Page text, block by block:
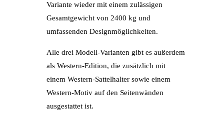
Variante wieder mit einem zulässigen
Gesamtgewicht von 2400 kg und
umfassenden Designmöglichkeiten.
Alle drei Modell-Varianten gibt es außerdem
als Western-Edition, die zusätzlich mit
einem Western-Sattelhalter sowie einem
Western-Motiv auf den Seitenwänden
ausgestattet ist.